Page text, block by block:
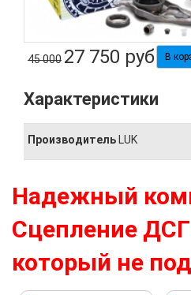
45 000 27 750 руб
Характеристики
Производитель LUK
Надежный
Сцепление
который не